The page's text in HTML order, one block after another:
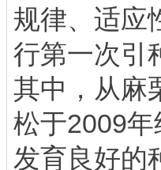
规律、适应
行第一次引
其中，从麻
松于2009
发育良好的